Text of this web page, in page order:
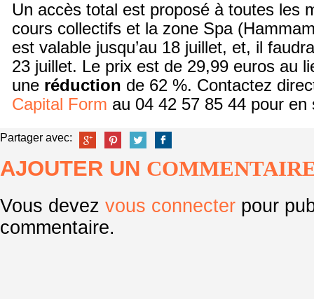
Un accès total est proposé à toutes les
cours collectifs et la zone Spa
est valable jusqu’au 18 juillet, et, il
23 juillet. Le prix est de 29,99 euros au
une réduction de 62 %. Contactez
Capital Form au 04 42 57 85 44 pour en
Partager avec:
AJOUTER UN
Vous devez vous connecter pour
commentaire.